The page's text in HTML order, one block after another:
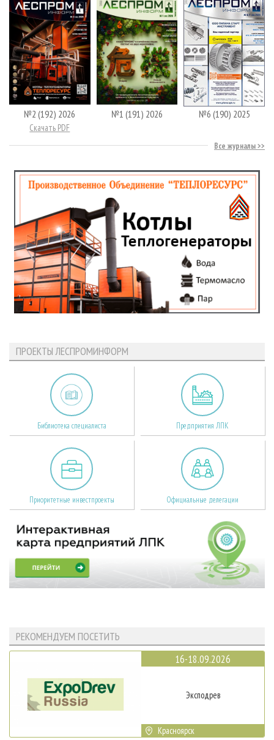
№2 (192) 2026
Скачать PDF
№1 (191) 2026 №6 (190) 2025
Все журналы
ПРОЕКТЫ ЛЕСПРОМИНФОРМ
Библиотека специалиста Предприятия ЛПК
Приоритетные инвестпроекты Официальные делегации
РЕКОМЕНДУЕМ ПОСЕТИТЬ
16-18.09.2026
Эксподрев
Красноярск